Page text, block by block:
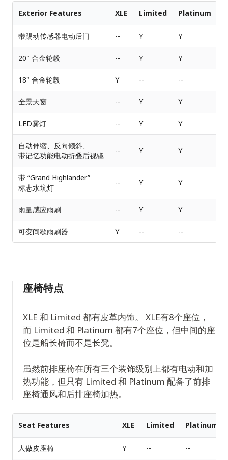
Exterior Features XLE Limited Platinum
带踢动传感器电动后门 -- Y Y
20" 合金轮毂 -- Y Y
18" 合金轮毂 Y -- --
全景天窗 -- Y Y
LED雾灯 -- Y Y
自动伸缩、反向倾斜、
带记忆功能电动折叠后视镜
-- Y Y
带 “Grand Highlander”
标志水坑灯
-- Y Y
雨量感应雨刷 -- Y Y
可变间歇雨刷器 Y -- --
座椅特点
XLE 和 Limited 都有皮革内饰。 XLE有8个座位，
而 Limited 和 Platinum 都有7个座位，但中间的座
位是船长椅而不是长凳。
虽然前排座椅在所有三个装饰级别上都有电动和加
热功能，但只有 Limited 和 Platinum 配备了前排
座椅通风和后排座椅加热。
Seat Features XLE Limited Platinum
人做皮座椅 Y -- --